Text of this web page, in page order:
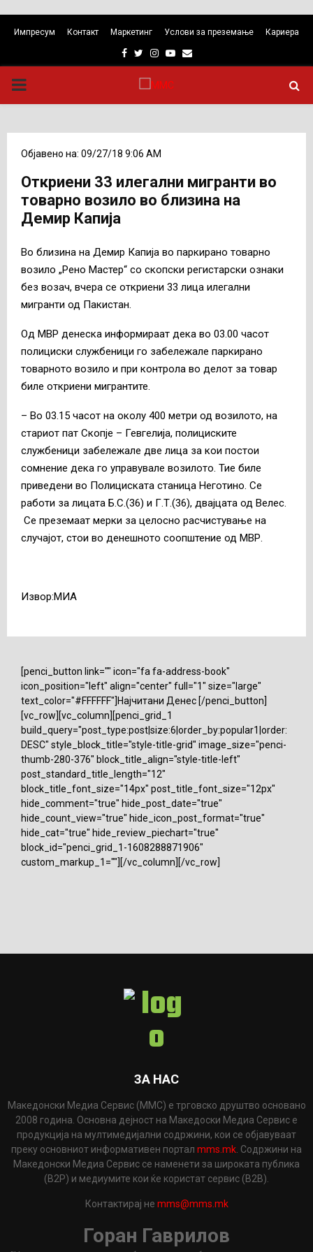
Импресум Контакт Маркетинг Услови за преземање Кариера
Facebook
TwitterInstagram
Youtube
Email
PRIMARY
Објавено на: 09/27/18 9:06 AM
Откриени 33 илегални мигранти во
товарно возило во близина на
Демир Капија
Во близина на Демир Капија во паркирано товарно
возило „Рено Мастер“ со скопски регистарски ознаки
без возач, вчера се откриени 33 лица илегални
мигранти од Пакистан.
Од МВР денеска информираат дека во 03.00 часот
полициски службеници го забележале паркирано
товарното возило и при контрола во делот за товар
биле откриени мигрантите.
– Во 03.15 часот на околу 400 метри од возилото, на
стариот пат Скопје – Гевгелија, полициските
службеници забележале две лица за кои постои
сомнение дека го управувале возилото. Тие биле
приведени во Полициската станица Неготино. Се
работи за лицата Б.С.(36) и Г.Т.(36), двајцата од Велес.
Се преземаат мерки за целосно расчистување на
случајот, стои во денешното соопштение од МВР.
Извор:МИА
[penci_button link="" icon="fa fa-address-book"
icon_position="left" align="center" full="1" size="large"
text_color="#FFFFFF"]Најчитани Денес [/penci_button]
[vc_row][vc_column][penci_grid_1
build_query="post_type:post|size:6|order_by:popular1|order:
DESC" style_block_title="style-title-grid" image_size="penci-
thumb-280-376" block_title_align="style-title-left"
post_standard_title_length="12"
block_title_font_size="14px" post_title_font_size="12px"
hide_comment="true" hide_post_date="true"
hide_count_view="true" hide_icon_post_format="true"
hide_cat="true" hide_review_piechart="true"
block_id="penci_grid_1-1608288871906"
custom_markup_1=""][/vc_column][/vc_row]
ЗА НАС
Македонски Медиа Сервис (ММС) е трговско друштво основано
2008 година. Основна дејност на Македоски Медиа Сервис е
продукција на мултимедијални содржини, кои се објавуваат
преку основниот информативен портал mms.mk . Содржини на
Македонски Медиа Сервис се наменети за широката публика
(B2P) и медиумите кои ќе користат сервис (B2B).
Контактирај не mms@mms.mk
Горан Гаврилов